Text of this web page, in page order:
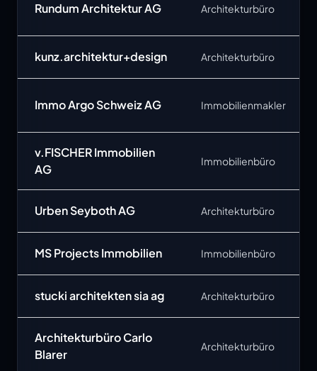
Rundum Architektur AG Architekturbüro
kunz.architektur+design Architekturbüro
Immo Argo Schweiz AG Immobilienmakler
v.FISCHER Immobilien
AG
Immobilienbüro
Urben Seyboth AG Architekturbüro
MS Projects Immobilien Immobilienbüro
stucki architekten sia ag Architekturbüro
Architekturbüro Carlo
Blarer
Architekturbüro